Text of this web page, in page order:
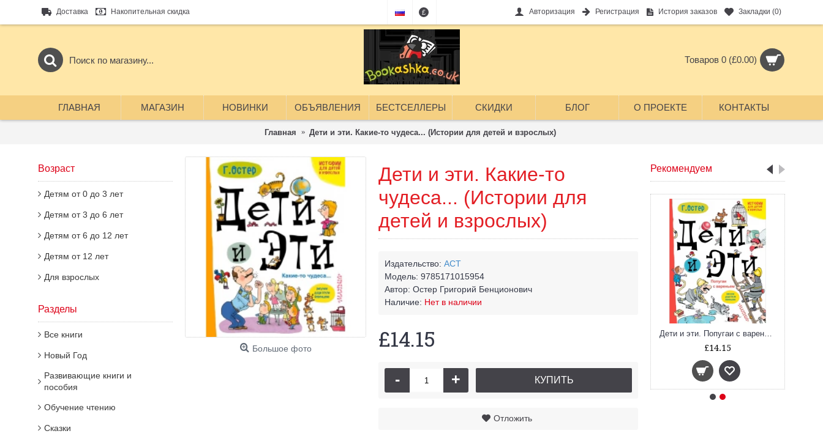
Доставка Накопительная скидка £ Авторизация Регистрация История заказов Закладки (0)
Товаров 0 (£0.00)
ГЛАВНАЯ МАГАЗИН НОВИНКИ ОБЪЯВЛЕНИЯ БЕСТСЕЛЛЕРЫ СКИДКИ БЛОГ О ПРОЕКТЕ КОНТАКТЫ
Главная Дети и эти. Какие-то чудеса... (Истории для детей и взрослых)
Возраст
Детям от 0 до 3 лет
Детям от 3 до 6 лет
Детям от 6 до 12 лет
Детям от 12 лет
Для взрослых
Разделы
Все книги
Новый Год
Развивающие книги и
пособия
Обучение чтению
Сказки
Рекомендуем
Дети и эти. Попугаи с вареньем (Истории для детей и взрослых)
£14.15
Большое фото
Дети и эти. Какие-то
чудеса... (Истории для
детей и взрослых)
Издательство: АСТ
Модель: 9785171015954
Автор: Остер Григорий Бенционович
Наличие: Нет в наличии
£14.15
- + КУПИТЬ
Отложить